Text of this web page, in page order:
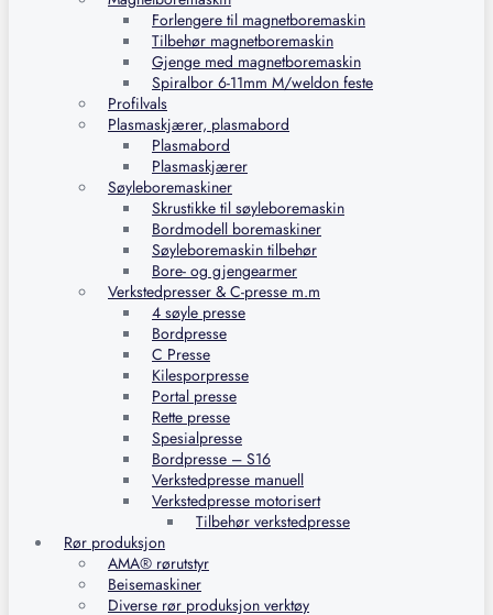
Forlengere til magnetboremaskin
Tilbehør magnetboremaskin
Gjenge med magnetboremaskin
Spiralbor 6-11mm M/weldon feste
Profilvals
Plasmaskjærer, plasmabord
Plasmabord
Plasmaskjærer
Søyleboremaskiner
Skrustikke til søyleboremaskin
Bordmodell boremaskiner
Søyleboremaskin tilbehør
Bore- og gjengearmer
Verkstedpresser & C-presse m.m
4 søyle presse
Bordpresse
C Presse
Kilesporpresse
Portal presse
Rette presse
Spesialpresse
Bordpresse – S16
Verkstedpresse manuell
Verkstedpresse motorisert
Tilbehør verkstedpresse
Rør produksjon
AMA® rørutstyr
Beisemaskiner
Diverse rør produksjon verktøy